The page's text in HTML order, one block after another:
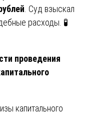
. Суд взыскал
расходы. 🧪
проведения
капитального